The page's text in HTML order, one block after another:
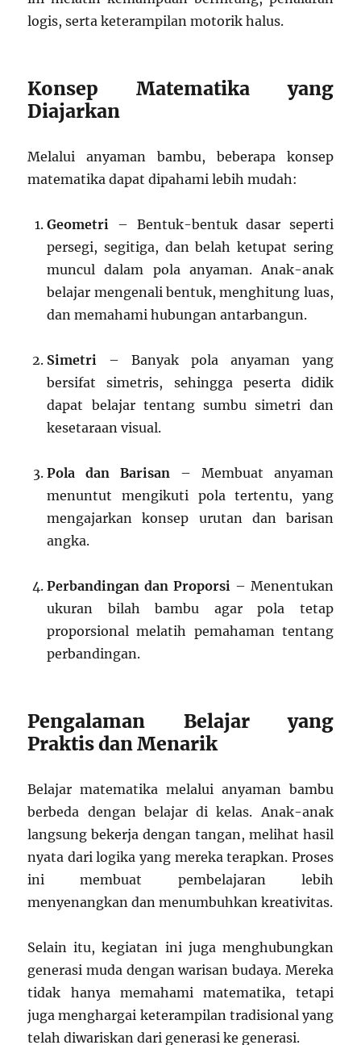
logis, serta keterampilan motorik halus.
Konsep Matematika yang
Diajarkan
Melalui anyaman bambu, beberapa konsep
matematika dapat dipahami lebih mudah:
Geometri
– Bentuk-bentuk dasar seperti
persegi, segitiga, dan belah ketupat sering
muncul dalam pola anyaman. Anak-anak
belajar mengenali bentuk, menghitung luas,
dan memahami hubungan antarbangun.
Simetri
– Banyak pola anyaman yang
bersifat simetris, sehingga peserta didik
dapat belajar tentang sumbu simetri dan
kesetaraan visual.
Pola dan Barisan – Membuat anyaman
menuntut mengikuti pola tertentu, yang
mengajarkan konsep urutan dan barisan
angka.
Perbandingan dan Proporsi – Menentukan
ukuran bilah bambu agar pola tetap
proporsional melatih pemahaman tentang
perbandingan.
Pengalaman Belajar yang
Praktis dan Menarik
Belajar matematika melalui anyaman bambu
berbeda dengan belajar di kelas. Anak-anak
langsung bekerja dengan tangan, melihat hasil
nyata dari logika yang mereka terapkan. Proses
ini membuat pembelajaran lebih
menyenangkan dan menumbuhkan kreativitas.
Selain itu, kegiatan ini juga menghubungkan
generasi muda dengan warisan budaya. Mereka
tidak hanya memahami matematika, tetapi
juga menghargai keterampilan tradisional yang
telah diwariskan dari generasi ke generasi.